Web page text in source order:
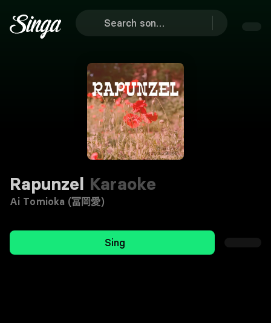
Rapunzel Karaoke
Ai Tomioka (冨岡愛)
Sing